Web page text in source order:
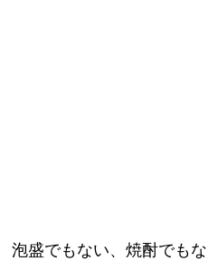
泡盛でもない、焼酎でも